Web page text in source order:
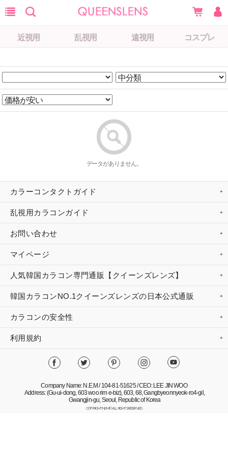
近視用 乱視用 遠視用 コスプレ
データがありません。
カラーコンタクトガイド
乱視用カラコンガイド
お問い合わせ
マイページ
人気韓国カラコン専門通販【クイーンズレンズ】
韓国カラコンNO.1クイーンズレンズの日本公式通販
カラコンの安全性
利用規約
Company Name: N.E.M / 104-81-51625 / CEO: LEE JIN WOO
Address: (Gu-ui-dong, 603 woo rim e-biz), 603, 68, Gangbyeonnyeok-ro4-gil,
Gwangjin-gu, Seoul, Republic of Korea
COPYRIGHT NEM© ALL RIGHTS RESERVED.